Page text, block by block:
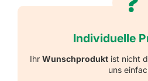
Individuelle
Ihr Wunschproduktist nicht
uns